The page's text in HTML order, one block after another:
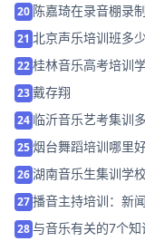
20 陈嘉琦在录音棚录
21 北京声乐培训班多少
22桂林音乐高考培训
23戴存翔
24 临沂音乐艺考集训
25烟台舞蹈培训哪里
26湖南音乐生集训学
27播音主持培训：新
28与音乐有关的7个知